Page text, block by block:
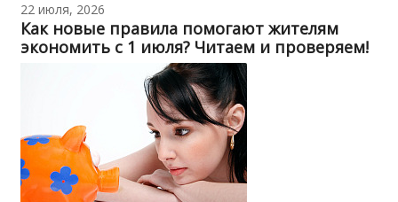
22 июля, 2026
Как новые правила помогают жителям
экономить с 1 июля? Читаем и проверяем!